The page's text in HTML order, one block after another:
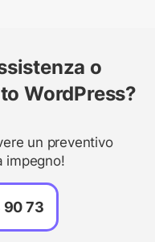
o
WordPress?
un preventivo
impegno!
90 73